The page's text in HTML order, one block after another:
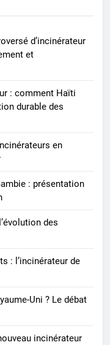
matière
: comment Haïti
matière
durable des
Allemagne : un
du
d’incinération
des
d’incinérateur
et
: comment Haïti
durable des
en
: présentation
des
: l’incinérateur de
Uni ? Le débat
incinérateur